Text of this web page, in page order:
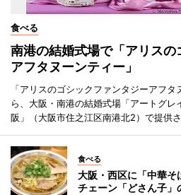
食べる
南港の結婚式場で「アリス
アフタヌーンティー」
「アリスのゴシックファンタジーアフ
ら、大阪・南港の結婚式場「アートグ
阪」（大阪市住之江区南港北2）で提供さ
食べる
大阪・西区に「中華
チェーン「どさん子」